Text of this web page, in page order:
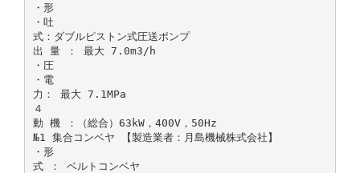
・形
・吐
式：ダブルピストン式圧送ポンプ
出 量 ： 最大 7.0m3/h
・圧
・電
力： 最大 7.1MPa
４
動 機 ：（総合）63kW，400V，50Hz
№1 集合コンベヤ 【製造業者：月島機械株式会社】
・形
式 ： ベルトコンベヤ